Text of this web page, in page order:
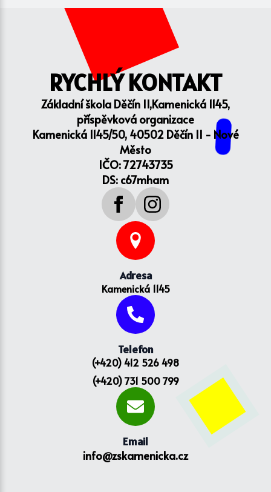
RYCHLÝ KONTAKT
Základní škola Děčín II,Kamenická 1145,
příspěvková organizace
Kamenická 1145/50, 40502 Děčín II - Nové
Město
IČO: 72743735
DS: c67mham
Adresa
Kamenická 1145
Telefon
(+420) 412 526 498
(+420) 731 500 799
Email
info@zskamenicka.cz